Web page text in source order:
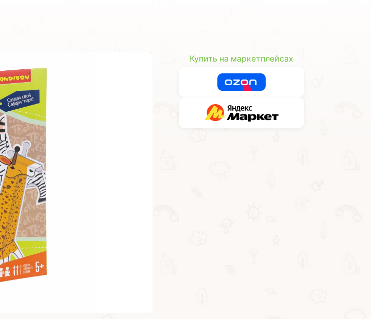
Купить на маркетплейсах